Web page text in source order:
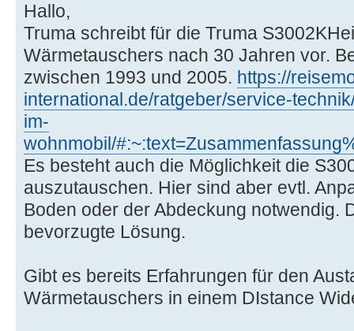
Hallo,
Truma schreibt für die Truma
Wärmetauschers nach 30 Jahren vor.
zwischen 1993 und 2005. https://
international.de/ratgeber/service-
im-
wohnmobil/
Es besteht auch die Möglichkeit die
auszutauschen. Hier sind aber evtl.
Boden oder der Abdeckung notwendig.
bevorzugte Lösung.
Gibt es bereits Erfahrungen für den
Wärmetauschers in einem DIstance